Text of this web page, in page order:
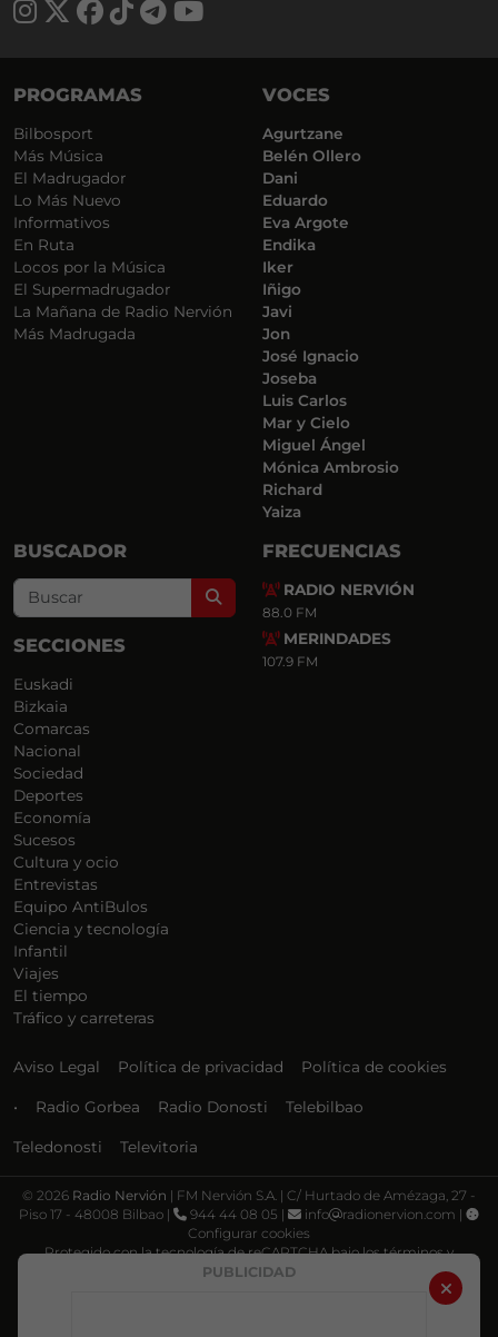
PUBLICIDAD
PROGRAMAS
Bilbosport
Más Música
El Madrugador
Lo Más Nuevo
Informativos
En Ruta
Locos por la Música
El Supermadrugador
La Mañana de Radio Nervión
Más Madrugada
VOCES
Agurtzane
Belén Ollero
Dani
Eduardo
Eva Argote
Endika
Iker
Iñigo
Javi
Jon
José Ignacio
Joseba
Luis Carlos
Mar y Cielo
Miguel Ángel
Mónica Ambrosio
Richard
Yaiza
BUSCADOR
Search
SECCIONES
Euskadi
Bizkaia
Comarcas
Nacional
Sociedad
Deportes
Economía
Sucesos
Cultura y ocio
Entrevistas
Equipo AntiBulos
Ciencia y tecnología
Infantil
Viajes
El tiempo
Tráfico y carreteras
FRECUENCIAS
RADIO NERVIÓN
88.0 FM
MERINDADES
107.9 FM
Aviso Legal Política de privacidad Política de cookies
• Radio Gorbea Radio Donosti Telebilbao
Teledonosti Televitoria
© 2026 Radio Nervión | FM Nervión S.A. | C/ Hurtado de Amézaga, 27 -
Piso 17 - 48008 Bilbao |
944 44 08 05 | info
radionervion.com |
Configurar cookies
Protegido con la tecnología de reCAPTCHA bajo los términos y
Política de privacidad Términos de servicio